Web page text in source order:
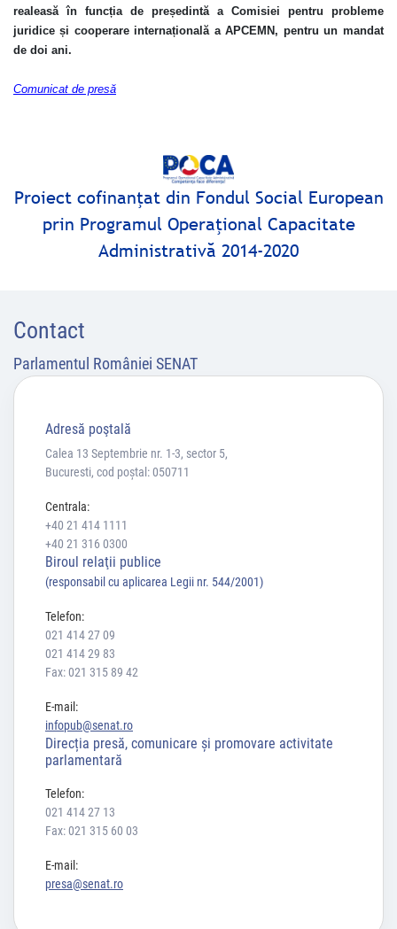
realeasă în funcția de președintă a Comisiei pentru probleme
juridice și cooperare internațională a APCEMN, pentru un mandat
de doi ani.
Comunicat de presă
Proiect cofinanţat din Fondul Social European
prin Programul Operaţional Capacitate
Administrativă 2014-2020
Contact
Parlamentul României SENAT
Adresă poştală
Calea 13 Septembrie nr. 1-3, sector 5,
Bucuresti, cod poștal: 050711
Centrala:
+40 21 414 1111
+40 21 316 0300
Biroul relaţii publice
(responsabil cu aplicarea Legii nr. 544/2001)
Telefon:
021 414 27 09
021 414 29 83
Fax: 021 315 89 42
E-mail:
infopub@senat.ro
Direcția presă, comunicare și promovare activitate
parlamentară
Telefon:
021 414 27 13
Fax: 021 315 60 03
E-mail:
presa@senat.ro